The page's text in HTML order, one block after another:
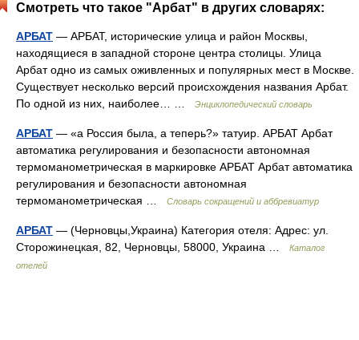
Смотреть что такое "Арбат" в других словарях:
АРБАТ — АРБАТ, исторические улица и район Москвы,
находящиеся в западной стороне центра столицы. Улица
Арбат одно из самых оживленных и популярных мест в Москве.
Существует несколько версий происхождения названия Арбат.
По одной из них, наиболее… …
Энциклопедический словарь
АРБАТ — «а Россия была, а теперь?» татуир. АРБАТ Арбат
автоматика регулирования и безопасности автономная
термоманометрическая в маркировке АРБАТ Арбат автоматика
регулирования и безопасности автономная
термоманометрическая …
Словарь сокращений и аббревиатур
АРБАТ — (Черновцы,Украина) Категория отеля: Адрес: ул.
Сторожинецкая, 82, Черновцы, 58000, Украина …
Каталог
отелей